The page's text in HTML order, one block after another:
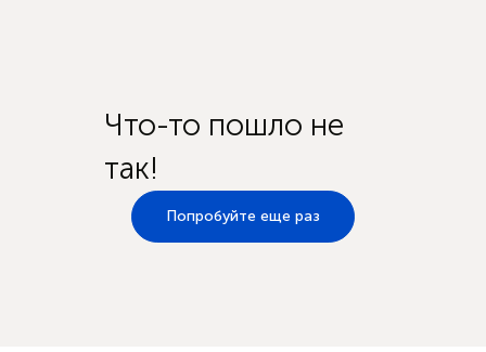
Что-то пошло не
так!
Попробуйте еще раз